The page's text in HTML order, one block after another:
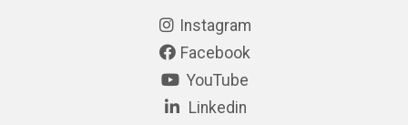
Instagram
Facebook
YouTube
Linkedin